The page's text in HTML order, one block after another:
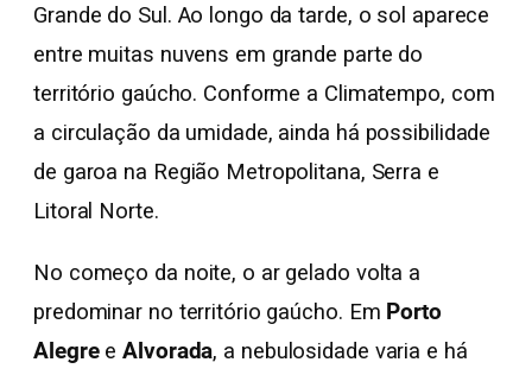
Grande do Sul. Ao longo da tarde, o sol aparece
entre muitas nuvens em grande parte do
território gaúcho. Conforme a Climatempo, com
a circulação da umidade, ainda há possibilidade
de garoa na Região Metropolitana, Serra e
Litoral Norte.
No começo da noite, o ar gelado volta a
predominar no território gaúcho. Em Porto
AlegreeAlvorada, a nebulosidade varia e há